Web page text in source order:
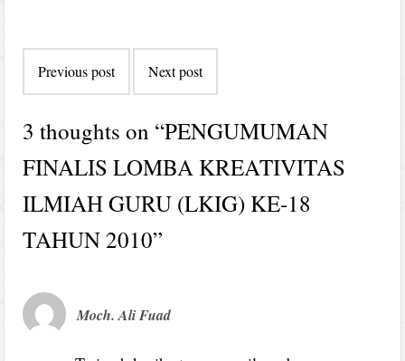
navigation
Previous post Next post
3 thoughts on “PENGUMUMAN
FINALIS LOMBA KREATIVITAS
ILMIAH GURU (LKIG) KE-18
TAHUN 2010”
Moch. Ali Fuad